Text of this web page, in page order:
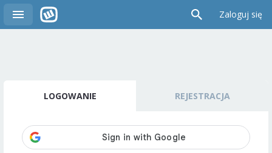
Zaloguj się
LOGOWANIE REJESTRACJA